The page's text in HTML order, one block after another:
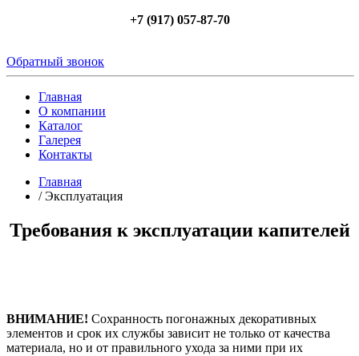
+7 (917) 057-87-70
Обратный звонок
Главная
О компании
Каталог
Галерея
Контакты
Главная
/ Эксплуатация
Требования к эксплуатации капителей
ВНИМАНИЕ! Сохранность погонажных декоративных
элементов и срок их службы зависит не только от качества
материала, но и от правильного ухода за ними при их